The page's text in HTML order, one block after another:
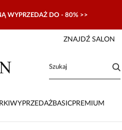
WYPRZEDAŻ DO - 80% >>
ZNAJDŹ SALON
WYPRZEDAŻBASICPREMIUM